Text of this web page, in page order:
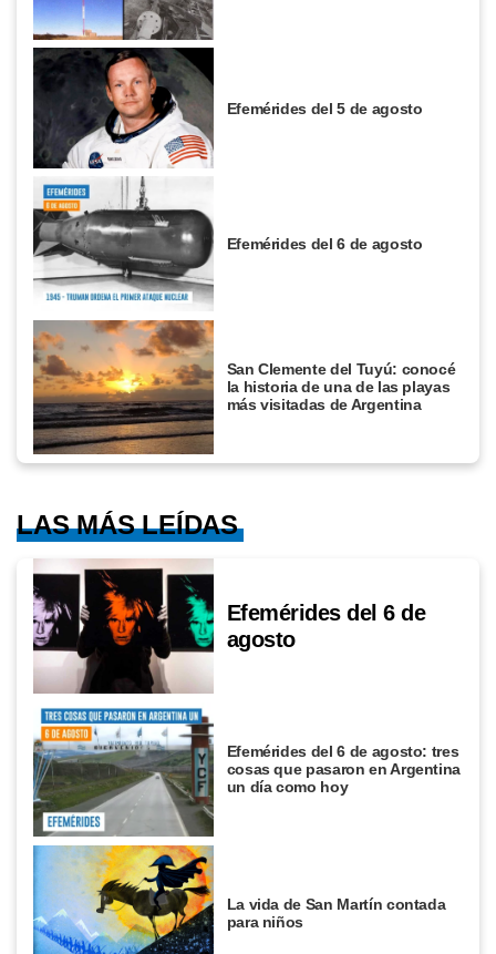
Efemérides del 5 de agosto
Efemérides del 6 de agosto
San Clemente del Tuyú: conocé
la historia de una de las playas
más visitadas de Argentina
LAS MÁS LEÍDAS
Efemérides del 6 de
agosto
Efemérides del 6 de agosto: tres
cosas que pasaron en Argentina
un día como hoy
La vida de San Martín contada
para niños